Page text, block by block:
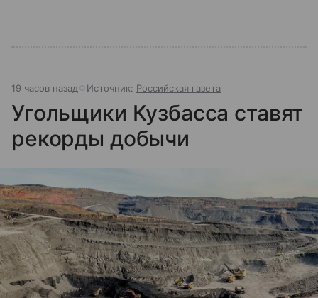
19 часов назад Источник: Российская газета
Угольщики Кузбасса ставят
рекорды добычи